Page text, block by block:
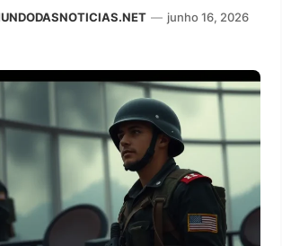
— junho 16, 2026